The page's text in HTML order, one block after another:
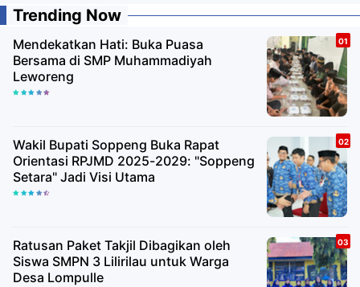
Trending Now
Mendekatkan Hati: Buka Puasa
Bersama di SMP Muhammadiyah
Leworeng
Wakil Bupati Soppeng Buka Rapat
Orientasi RPJMD 2025-2029: "Soppeng
Setara" Jadi Visi Utama
Ratusan Paket Takjil Dibagikan oleh
Siswa SMPN 3 Lilirilau untuk Warga
Desa Lompulle